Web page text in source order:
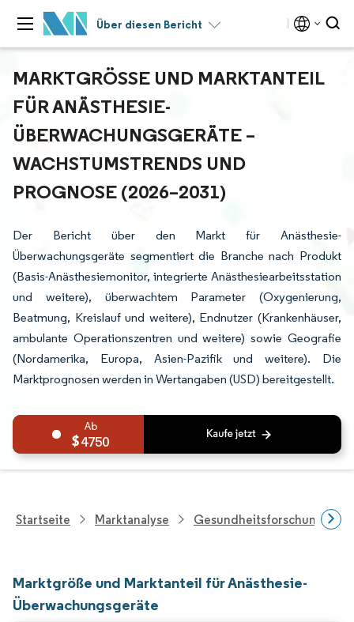
Über diesen Bericht
MARKTGRÖSSE UND MARKTANTEIL F
ÜR ANÄSTHESIE-Ü
BERWACHUNGSGERÄTE – W
ACHSTUMSTRENDS UND P
ROGNOSE (2026–2031)
Der Bericht über den Markt für Anästhesie-
Überwachungsgeräte segmentiert die Branche nach Produkt
(Basis-Anästhesiemonitor, integrierte Anästhesiearbeitsstation
und weitere), überwachtem Parameter (Oxygenierung,
Beatmung, Kreislauf und weitere), Endnutzer (Krankenhäuser,
ambulante Operationszentren und weitere) sowie Geografie
(Nordamerika, Europa, Asien-Pazifik und weitere). Die
Marktprognosen werden in Wertangaben (USD) bereitgestellt.
4750
Startseite Marktanalyse Gesundheitsforschung
Marktgröße und Marktanteil für Anästhesie-
Überwachungsgeräte